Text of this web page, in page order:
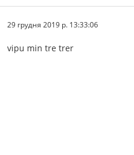
29 грудня 2019 р. 13:33:06
vipu min tre trer